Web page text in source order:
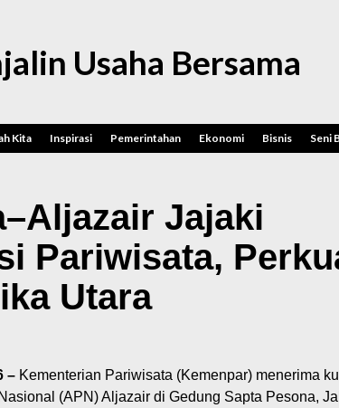
Usaha Bersama
Kita Inspirasi Pemerintahan Ekonomi Bisnis Seni
Jajaki
Pariwisata,
Utara
–Kementerian Pariwisata (Kemenpar) menerima
(APN) Aljazair di Gedung Sapta Pesona,